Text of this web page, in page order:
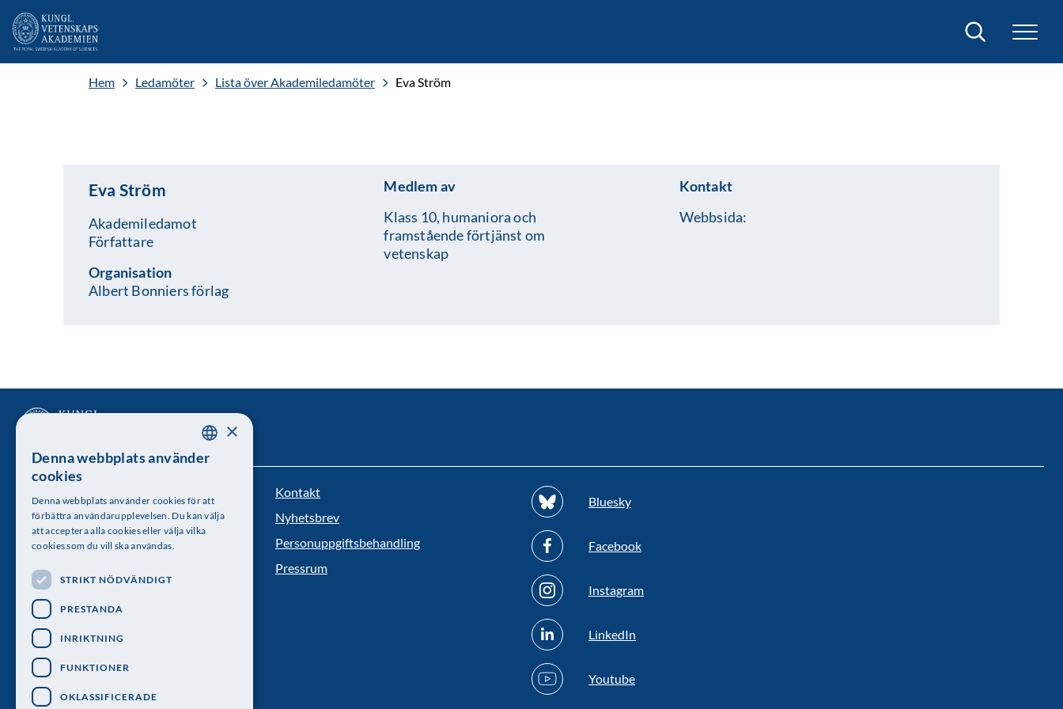
Sök
Hem Ledamöter Lista över Akademiledamöter Eva Ström
Eva Ström
Akademiledamot
Författare
Organisation
Albert Bonniers förlag
Medlem av
Klass 10, humaniora och
framstående förtjänst om
vetenskap
Kontakt
Webbsida:
Kungl. Vetenskapsakademien
Besöksadress: Lilla Frescativägen 4A
Kontakt
Nyhetsbrev
Personuppgiftsbehandling
Pressrum
Bluesky
Facebook
Instagram
LinkedIn
Youtube
SWEDISH
×
Denna webbplats använder
cookies
Denna webbplats använder cookies för att
förbättra användarupplevelsen. Du kan välja
att acceptera alla cookies eller välja vilka
cookies som du vill ska användas.
STRIKT NÖDVÄNDIGT
PRESTANDA
INRIKTNING
FUNKTIONER
OKLASSIFICERADE